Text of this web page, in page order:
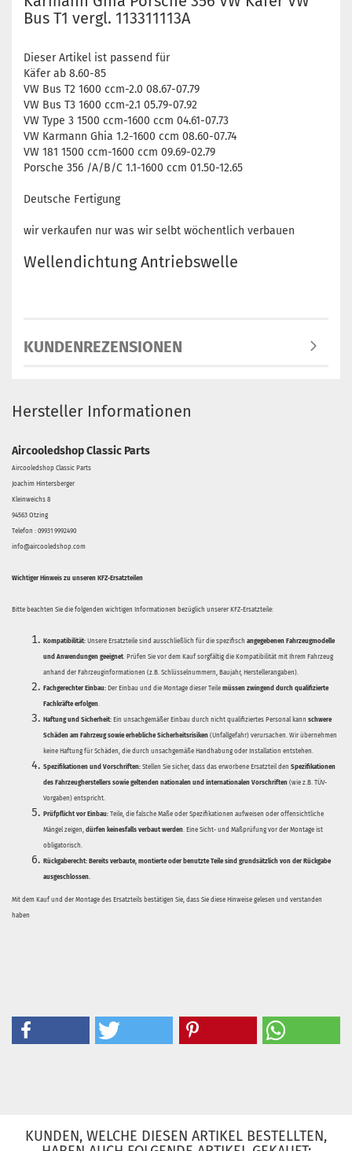
Bus T1 vergl. 113311113A
Dieser Artikel ist passend für
Käfer ab 8.60-85
VW Bus T2 1600 ccm-2.0 08.67-07.79
VW Bus T3 1600 ccm-2.1 05.79-07.92
VW Type 3 1500 ccm-1600 ccm 04.61-07.73
VW Karmann Ghia 1.2-1600 ccm 08.60-07.74
VW 181 1500 ccm-1600 ccm 09.69-02.79
Porsche 356 /A/B/C 1.1-1600 ccm 01.50-12.65
Deutsche Fertigung
wir verkaufen nur was wir selbt wöchentlich verbauen
Wellendichtung Antriebswelle
KUNDENREZENSIONEN
Hersteller Informationen
Aircooledshop Classic Parts
Aircooledshop Classic Parts
Joachim Hintersberger
Kleinweichs 8
94563 Otzing
Telefon : 09931 9992490
info@aircooledshop.com
Wichtiger Hinweis zu unseren KFZ-Ersatzteilen
Bitte beachten Sie die folgenden wichtigen Informationen bezüglich unserer KFZ-Ersatzteile:
Kompatibilität: Unsere Ersatzteile sind ausschließlich für die spezifisch angegebenen Fahrzeugmodelle
und Anwendungen geeignet. Prüfen Sie vor dem Kauf sorgfältig die Kompatibilität mit Ihrem Fahrzeug
anhand der Fahrzeuginformationen (z.B. Schlüsselnummern, Baujahr, Herstellerangaben).
Fachgerechter Einbau: Der Einbau und die Montage dieser Teile müssen zwingend durch qualifizierte
Fachkräfte erfolgen.
Haftung und Sicherheit: Ein unsachgemäßer Einbau durch nicht qualifiziertes Personal kann schwere
Schäden am Fahrzeug sowie erhebliche Sicherheitsrisiken (Unfallgefahr) verursachen. Wir übernehmen
keine Haftung für Schäden, die durch unsachgemäße Handhabung oder Installation entstehen.
Spezifikationen und Vorschriften: Stellen Sie sicher, dass das erworbene Ersatzteil den Spezifikationen
des Fahrzeugherstellers sowie geltenden nationalen und internationalen Vorschriften (wie z.B. TÜV-
Vorgaben) entspricht.
Prüfpflicht vor Einbau: Teile, die falsche Maße oder Spezifikationen aufweisen oder offensichtliche
Mängel zeigen, dürfen keinesfalls verbaut werden. Eine Sicht- und Maßprüfung vor der Montage ist
obligatorisch.
Rückgaberecht: Bereits verbaute, montierte oder benutzte Teile sind grundsätzlich von der Rückgabe
ausgeschlossen.
Mit dem Kauf und der Montage des Ersatzteils bestätigen Sie, dass Sie diese Hinweise gelesen und verstanden
haben
KUNDEN, WELCHE DIESEN ARTIKEL BESTELLTEN,